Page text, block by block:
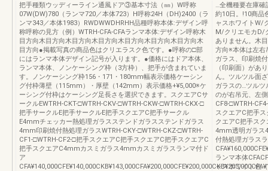
把手種類ウッディーライン通風ドア③基本寸法（㎜）W呼称
07W(DW)780（ランマ720／本体723）H呼称24H（DH)2400（ラ
ンマ343／本体1983）RWDWWDHRHH品種呼称本体:デザイン呼
称呼称の見方（例）WTRH-CFA-CFAランマ本体:デザイン呼称木
目方向木目方向木目方向木目方向木目方向木目方向木目方向木
目方向●掲載写真の商品色はクリエラスク色です。●呼称の□部
にはランマ本体デザイン記号が入ります。●価格にはドア本体、
ランマ本体、ノンケーシング枠（3方枠）、把手が含まれていま
す。ノンケーシング枠156・171・180mm幅表示価格ケーシン
グ付枠薄壁（115mm）・厚壁（142mm）表示価格+¥5,000※ケ
ーシング付枠はケーシング足長さを選択できます。スクエアCサ
ークルEWTRH-CKT-□WTRH-CKV-□WTRH-CKW-□WTRH-CKX-□
把手サークルE把手サークルE把手スクエアC把手サークル
E4mmチェッカー熱処理ガラスステンドガラスステンドガラス
4mm印刷焼付熱処理ガラスWTRH-CKY-□WTRH-CKZ-□WTRH-
CF1-□WTRH-CF2-□把手スクエアC把手スクエアC把手スクエアC
把手スクエアC4mmカスミガラス4mmカスミガラスランマ付ド
ア
…全機種要在庫確
約10日。!10商品
ャスホワイトW/
M/クリエモカD/
ありません。木
方向※本体は左右
ガラス、印刷焼
（印刷面）があ
ん。ツルツル面
ガラスの…ツル
のが右吊元、左
CF8-□WTRH-
スクエアC把手
クエアC把手ス
4mm透明ガラス
付熱処理ガラス
ランマ本体
ャスホワイト色